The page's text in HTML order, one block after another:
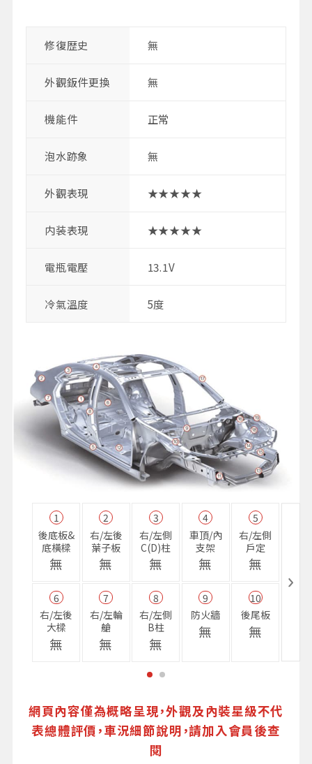
修復歴史 無
外觀鈑件更換 無
機能件 正常
泡水跡象 無
外觀表現 ★★★★★
内装表現 ★★★★★
電瓶電壓 13.1V
冷氣溫度 5度
1
後底板&
底橫樑
無
2
右/左後
葉子板
無
3
右/左側
C(D)柱
無
4
車頂/內
支架
無
5
右/左側
戶定
無
6
右/左後
大樑
無
7
右/左輪
艙
無
8
右/左側
B柱
無
9
防火牆
無
10
後尾板
無
網頁內容僅為概略呈現，外觀及內裝星級不代
表總體評價，車況細節說明，請加入會員後查
閱